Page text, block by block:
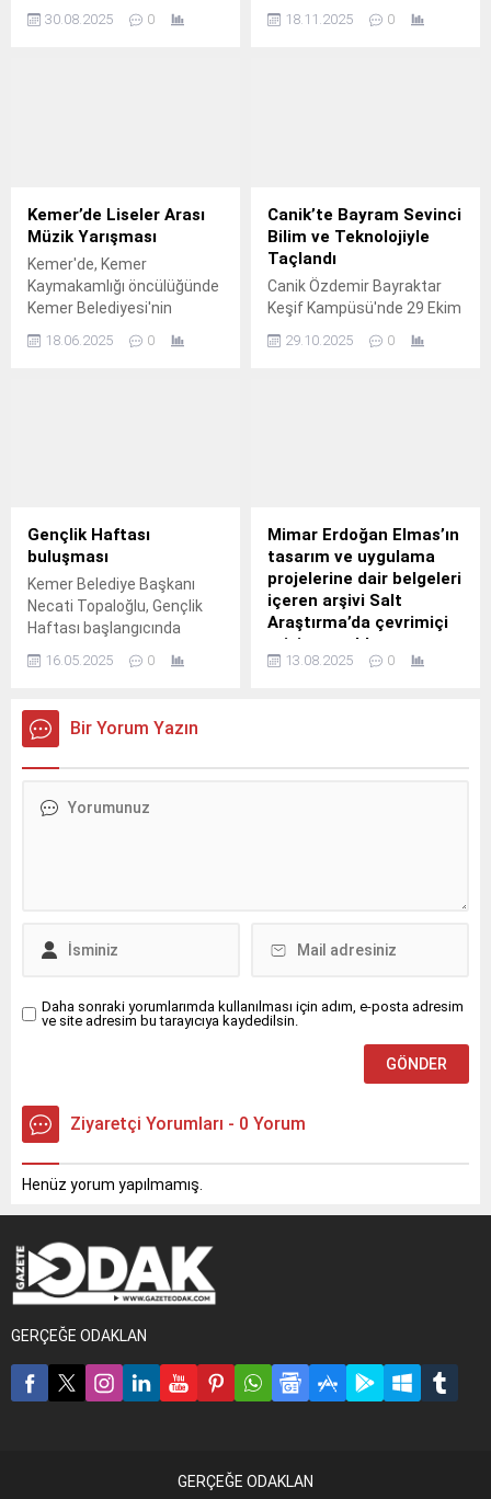
103’üncü yıl dönümü
30.08.2025 0
projeyi daha hayata
18.11.2025 0
Kemer’de Liseler Arası
Müzik Yarışması
Kemer'de, Kemer
Kaymakamlığı öncülüğünde
Kemer Belediyesi'nin
Eğitim Müdürlüğü
18.06.2025 0
Canik’te Bayram Sevinci
Bilim ve Teknolojiyle
Taçlandı
Canik Özdemir Bayraktar
Keşif Kampüsü'nde 29 Ekim
coşkusu yaşandı, aileler
29.10.2025 0
Gençlik Haftası
buluşması
Kemer Belediye Başkanı
Necati Topaloğlu, Gençlik
Haftası başlangıcında
Meclisi üyeleri ile ilçe
Hotels Select’de akşam
yemeğinde buluştu.
16.05.2025 0
Mimar Erdoğan Elmas’ın
tasarım ve uygulama
projelerine dair belgeleri
içeren arşivi Salt
Araştırma’da çevrimiçi
erişime açıldı
Garanti BBVA tarafından
13.08.2025 0
Bir Yorum Yazın
Daha sonraki yorumlarımda kullanılması için adım, e-posta adresim
ve site adresim bu tarayıcıya kaydedilsin.
Ziyaretçi Yorumları - 0 Yorum
Henüz yorum yapılmamış.
GERÇEĞE ODAKLAN
GERÇEĞE ODAKLAN